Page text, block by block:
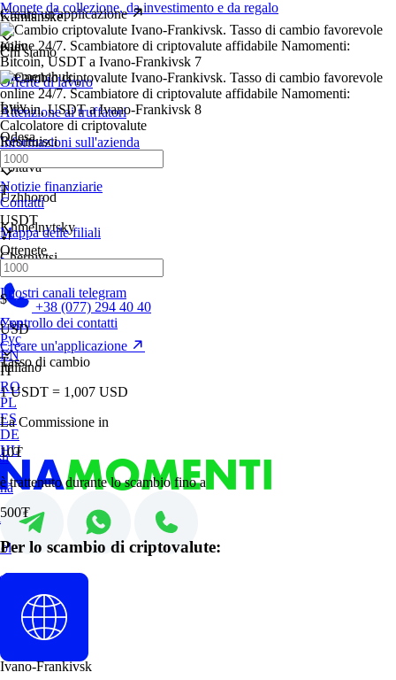
Kamianske
Kiev
Kremenchuk
Lviv
Odesa
Poltava
Uzhhorod
Khmelnytsky
Chernivtsi
+38 (077) 294 40 40
Укр
Рус
EN
IT
RO
PL
ES
DE
HU
Monete da collezione, da investimento e da regalo
Chi siamo
Offerte di lavoro
Attenzione ai truffatori
Informazioni sull'azienda
Notizie finanziarie
Contatti
Mappa delle filiali
I nostri manager
I nostri canali telegram
Controllo dei contatti
Italiano
Ivano-Frankivsk
Creare un'applicazione
Calcolatore di criptovalute
Restituisci
₮
USDT
Ottenete
$
USD
Creare un'applicazione
Tasso di cambio
1 USDT = 1,007 USD
La Commissione in
10₮
è trattenuto durante lo scambio fino a
500₮
Per lo scambio di criptovalute: